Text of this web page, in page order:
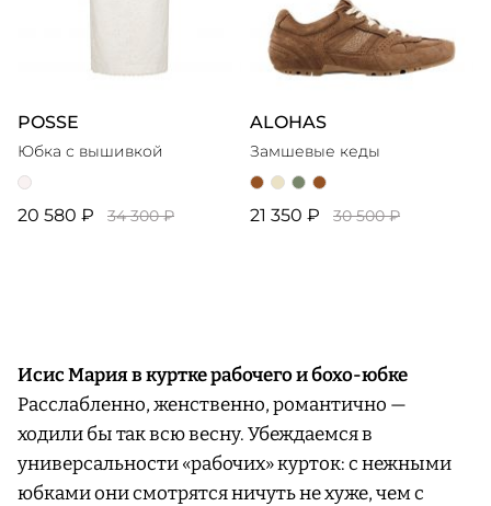
POSSE
Юбка с вышивкой
20 580 ₽ 34 300 ₽
ALOHAS
Замшевые кеды
21 350 ₽ 30 500 ₽
Исис Мария в куртке рабочего и бохо-юбке
Расслабленно, женственно, романтично —
ходили бы так всю весну. Убеждаемся в
универсальности «рабочих» курток: с нежными
юбками они смотрятся ничуть не хуже, чем с